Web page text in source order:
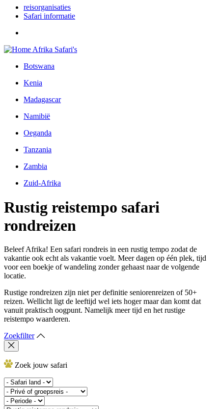
reisorganisaties
Safari informatie
Botswana
Kenia
Madagascar
Namibië
Oeganda
Tanzania
Zambia
Zuid-Afrika
Rustig reistempo safari
rondreizen
Beleef Afrika! Een safari rondreis in een rustig tempo zodat de
vakantie ook echt als vakantie voelt. Meer dagen op één plek, tijd
voor een boekje of wandeling zonder gehaast naar de volgende
locatie.
Rustige rondreizen zijn niet per definitie seniorenreizen of 50+
reizen. Wellicht ligt de leeftijd wel iets hoger maar dan komt dat
vanuit praktisch oogpunt. Namelijk meer tijd en het rustige
reistempo waarderen.
Zoekfilter
Zoek jouw safari